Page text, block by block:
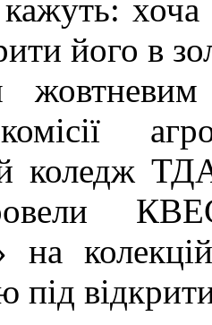
хоча
його в
коледж
на
під